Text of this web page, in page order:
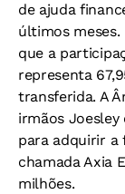
de ajuda
últimos
que a
representa
transferida. A
irmãos Joesley
para adquirir
chamada Axia
milhões.